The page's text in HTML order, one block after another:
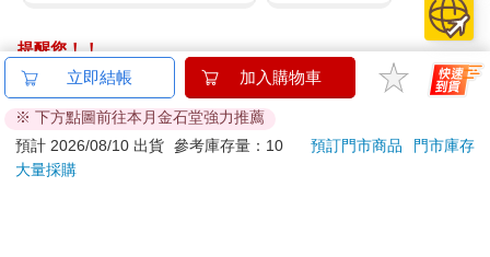
提醒您！！
金石堂及銀行均不會請您操作ATM! 如接獲電話要求您前往
ATM提款機，請不要聽從指示，以免受騙上當！
退換貨須知：
**提醒您，鑑賞期不等於試用期，退回商品須為全新狀態**
立即結帳 加入購物車
※ 下方點圖前往本月金石堂強力推薦
預計 2026/08/10 出貨 參考庫存量：10 預訂門市商品
門市庫存
大量採購